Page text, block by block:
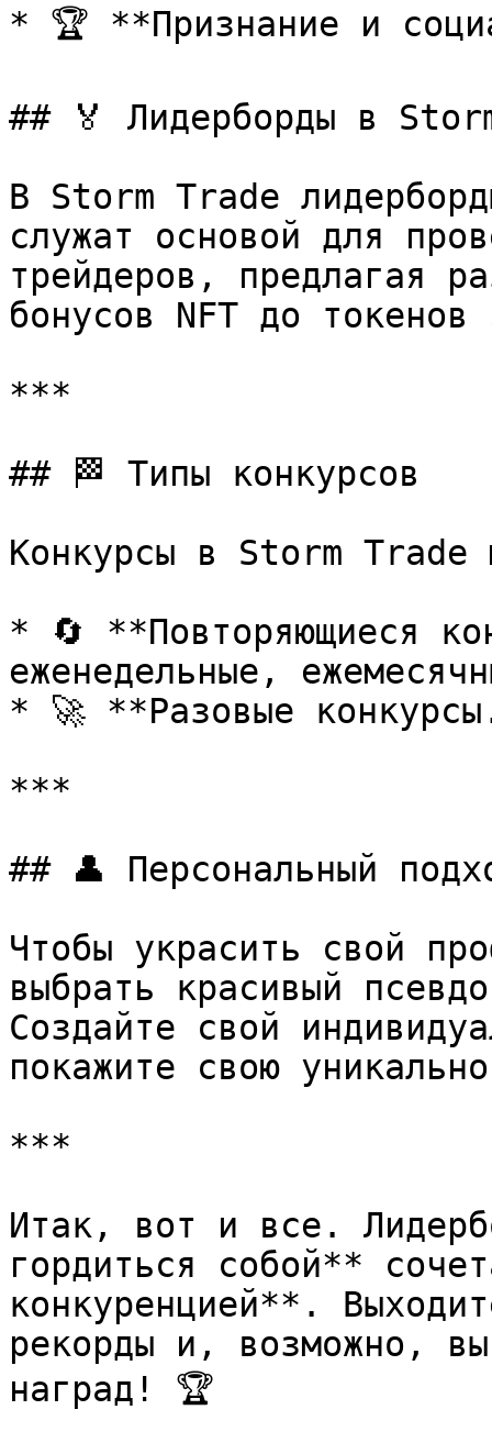
* 🏆 **Признание и
## 🏅 Лидерборды в
В Storm Trade
служат основой для
трейдеров, предлагая
бонусов NFT до токенов
***
## 🏁 Типы конкурсов
Конкурсы в Storm Trade
* 🔄 **Повторяющиеся
еженедельные,
* 🚀 **Разовые
***
## 👤 Персональный
Чтобы украсить свой
выбрать красивый
Создайте свой
покажите свою
***
Итак, вот и все.
гордиться собой**
конкуренцией**.
рекорды и, возможно,